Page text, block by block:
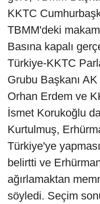
KKTC
TBMM'deki
Basına kapalı
Türkiye-KKTC
Grubu Başkanı
Orhan Erdem ve
İsmet Korukoğlu
Kurtulmuş,
Türkiye'ye
belirtti ve
ağırlamaktan
söyledi. Seçim